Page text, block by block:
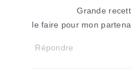
Grande
le faire pour mon
Répondre